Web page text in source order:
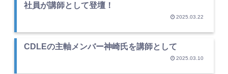
社員が講師として登壇！
2025.03.22
CDLEの主軸メンバー神崎氏を講師として
2025.03.10